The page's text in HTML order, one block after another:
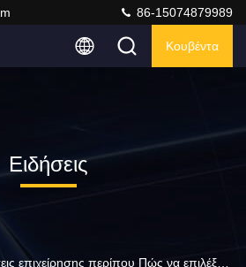
86-15074879989
Κουβέντα
Ειδήσεις